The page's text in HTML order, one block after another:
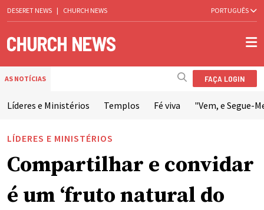
DESERET NEWS | CHURCH NEWS PORTUGUÊS
AS NOTÍCIAS FAÇA LOGIN
Líderes e Ministérios Templos Fé viva "Vem, e Segue-
LÍDERES E MINISTÉRIOS
Compartilhar e convidar
é um ‘fruto natural do